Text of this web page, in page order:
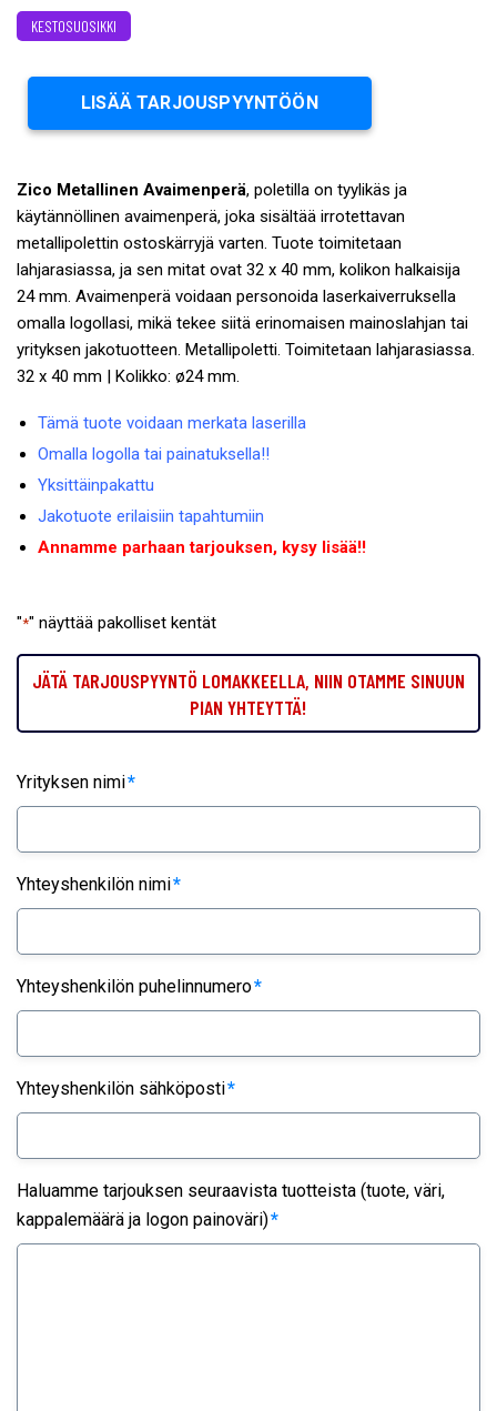
KESTOSUOSIKKI
Zico Metallinen Avaimenperä, poletilla on tyylikäs ja
käytännöllinen avaimenperä, joka sisältää irrotettavan
metallipolettin ostoskärryjä varten. Tuote toimitetaan
lahjarasiassa, ja sen mitat ovat 32 x 40 mm, kolikon halkaisija
24 mm. Avaimenperä voidaan personoida laserkaiverruksella
omalla logollasi, mikä tekee siitä erinomaisen mainoslahjan tai
yrityksen jakotuotteen. Metallipoletti. Toimitetaan lahjarasiassa.
32 x 40 mm | Kolikko: ø24 mm.
Tämä tuote voidaan merkata laserilla
Omalla logolla tai painatuksella!!
Yksittäinpakattu
Jakotuote erilaisiin tapahtumiin
Annamme parhaan tarjouksen, kysy lisää!!
LISÄÄ TARJOUSPYYNTÖÖN
"*" näyttää pakolliset kentät
JÄTÄ TARJOUSPYYNTÖ LOMAKKEELLA, NIIN OTAMME SINUUN
PIAN YHTEYTTÄ!
Yrityksen nimi*
Yhteyshenkilön nimi*
Yhteyshenkilön puhelinnumero*
Yhteyshenkilön sähköposti*
Haluamme tarjouksen seuraavista tuotteista (tuote, väri,
kappalemäärä ja logon painoväri)*